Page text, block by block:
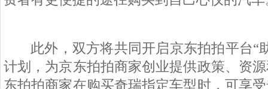
此外，双方将共同开启京东拍拍平台“
计划，为京东拍拍商家创业提供政策、资
东拍拍商家在购买奇瑞指定车型时，可享